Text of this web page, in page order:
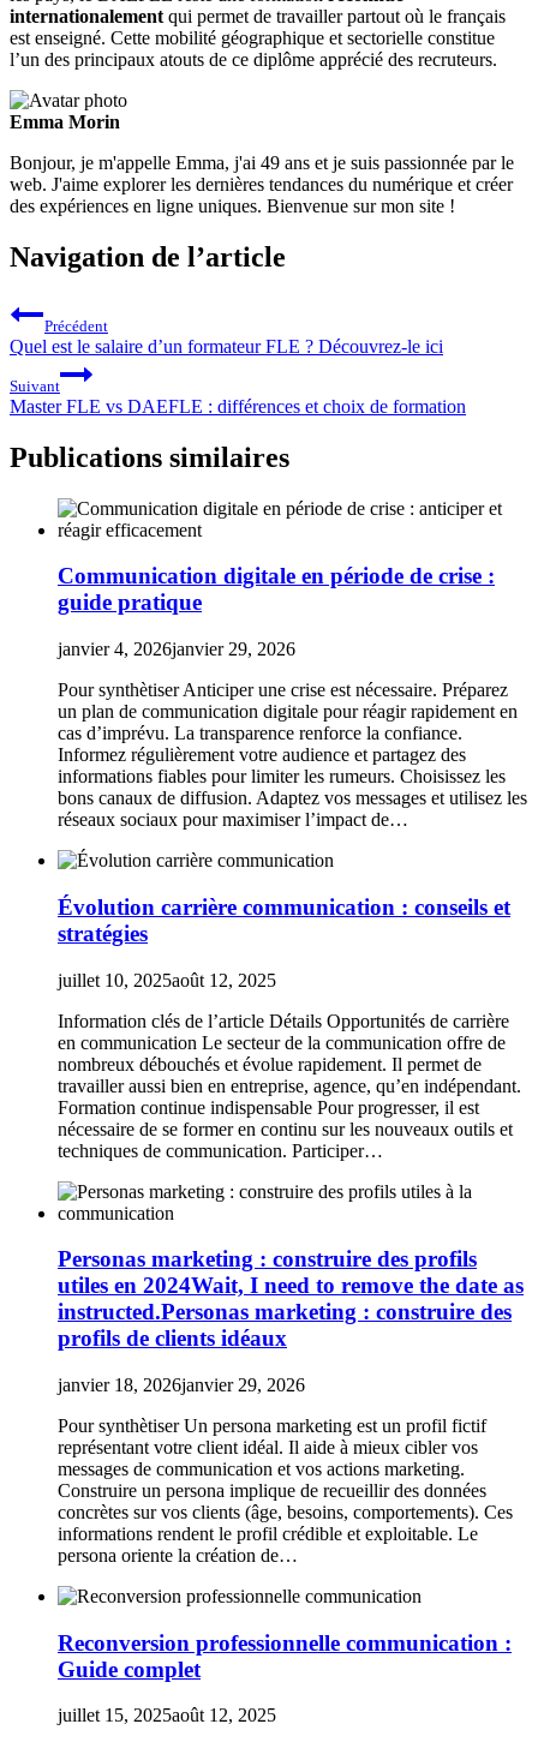
internationalement qui permet de travailler partout où le français
est enseigné. Cette mobilité géographique et sectorielle constitue
l’un des principaux atouts de ce diplôme apprécié des recruteurs.
Emma Morin
Bonjour, je m'appelle Emma, j'ai 49 ans et je suis passionnée par le
web. J'aime explorer les dernières tendances du numérique et créer
des expériences en ligne uniques. Bienvenue sur mon site !
Navigation de l’article
Précédent
Quel est le salaire d’un formateur FLE ? Découvrez-le ici
Suivant
Master FLE vs DAEFLE : différences et choix de formation
Publications similaires
Communication digitale en période de crise :
guide pratique
janvier 4, 2026janvier 29, 2026
Pour synthètiser Anticiper une crise est nécessaire. Préparez
un plan de communication digitale pour réagir rapidement en
cas d’imprévu. La transparence renforce la confiance.
Informez régulièrement votre audience et partagez des
informations fiables pour limiter les rumeurs. Choisissez les
bons canaux de diffusion. Adaptez vos messages et utilisez les
réseaux sociaux pour maximiser l’impact de…
Évolution carrière communication : conseils et
stratégies
juillet 10, 2025août 12, 2025
Information clés de l’article Détails Opportunités de carrière
en communication Le secteur de la communication offre de
nombreux débouchés et évolue rapidement. Il permet de
travailler aussi bien en entreprise, agence, qu’en indépendant.
Formation continue indispensable Pour progresser, il est
nécessaire de se former en continu sur les nouveaux outils et
techniques de communication. Participer…
Personas marketing : construire des profils
utiles en 2024Wait, I need to remove the date as
instructed.Personas marketing : construire des
profils de clients idéaux
janvier 18, 2026janvier 29, 2026
Pour synthètiser Un persona marketing est un profil fictif
représentant votre client idéal. Il aide à mieux cibler vos
messages de communication et vos actions marketing.
Construire un persona implique de recueillir des données
concrètes sur vos clients (âge, besoins, comportements). Ces
informations rendent le profil crédible et exploitable. Le
persona oriente la création de…
Reconversion professionnelle communication :
Guide complet
juillet 15, 2025août 12, 2025